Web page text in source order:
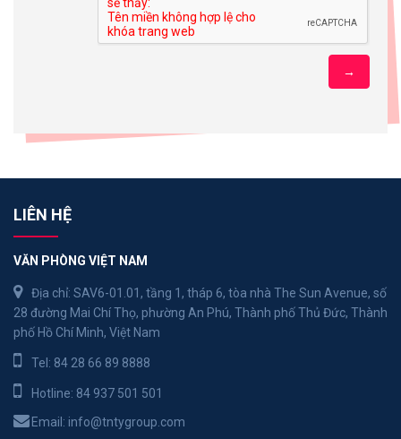
LIÊN HỆ
VĂN PHÒNG VIỆT NAM
Địa chỉ: SAV6-01.01, tầng 1, tháp 6, tòa nhà The Sun Avenue, số
28 đường Mai Chí Thọ, phường An Phú, Thành phố Thủ Đức, Thành
phố Hồ Chí Minh, Việt Nam
Tel: 84 28 66 89 8888
Hotline: 84 937 501 501
Email: info@tntygroup.com